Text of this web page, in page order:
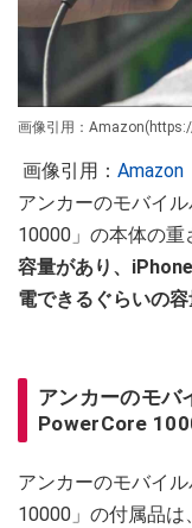
画像引用：
画像引用： Amazon
アンカーのモバイ
10000」の本体の重
容量があり、
電できるぐらいの容
アンカーのモバ
PowerCore
アンカーのモバイ
10000」の付属品は